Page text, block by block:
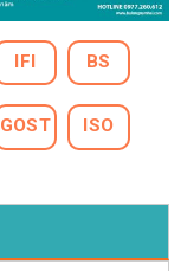
IFI BS
GOST ISO